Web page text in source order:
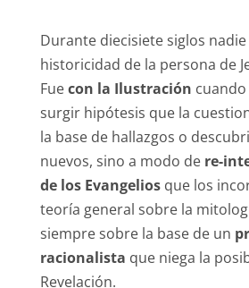
Durante diecisiete siglos
historicidad de la persona de
Fuecon la Ilustración
surgir hipótesis que la
la base de hallazgos o
nuevos, sino a modo de re-
de los Evangelios que los
teoría general sobre la
siempre sobre la base de un
racionalista que niega la
Revelación.